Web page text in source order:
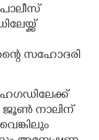
സഹോദരി
നാലിന്